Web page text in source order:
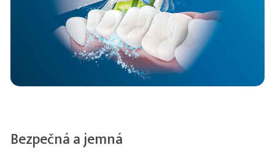
Bezpečná a jemná